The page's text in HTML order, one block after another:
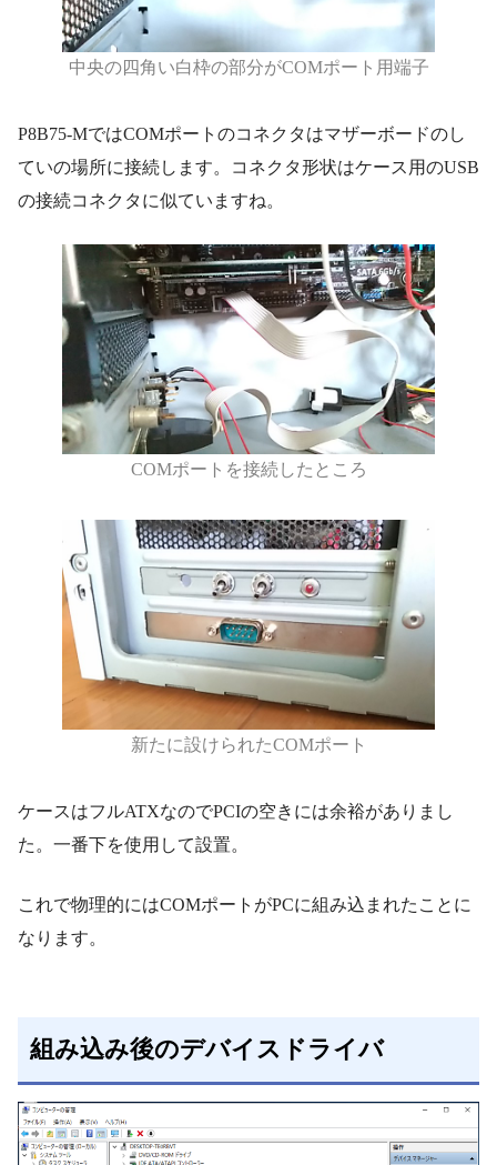
中央の四角い白枠の部分がCOMポート用端子
P8B75-MではCOMポートのコネクタはマザーボードのし
ていの場所に接続します。コネクタ形状はケース用のUSB
の接続コネクタに似ていますね。
COMポートを接続したところ
新たに設けられたCOMポート
ケースはフルATXなのでPCIの空きには余裕がありまし
た。一番下を使用して設置。
これで物理的にはCOMポートがPCに組み込まれたことに
なります。
組み込み後のデバイスドライバ